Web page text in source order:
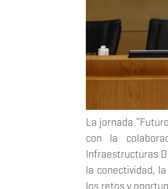
La jornada
con la
Infraestructuras
la conectividad,